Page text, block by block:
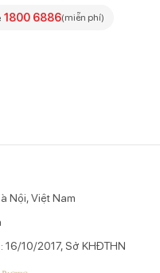
phối chất lỏng dàn đều
mẹ dễ dàng nhận biết thời
phần từ bông Organic
1800 6886(miễn phí)
Nội, Việt Nam
10/2017, Sở KHĐTHN